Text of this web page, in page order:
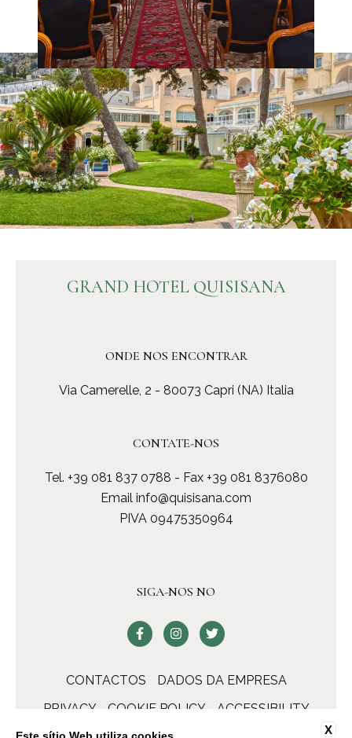
GRAND HOTEL QUISISANA
ONDE NOS ENCONTRAR
Via Camerelle, 2 - 80073 Capri (NA) Italia
CONTATE-NOS
Tel. +39 081 837 0788 - Fax +39 081 8376080
Email info@quisisana.com
PIVA 09475350964
SIGA-NOS NO
CONTACTOS
DADOS DA EMPRESA
PRIVACY
COOKIE POLICY ACCESSIBILITY
X